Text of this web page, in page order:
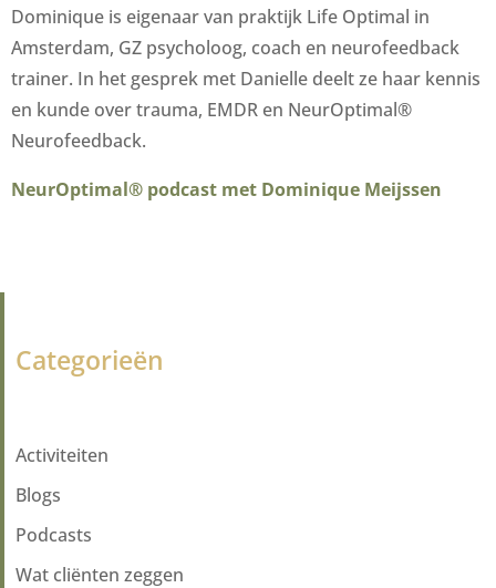
Dominique is eigenaar van praktijk Life Optimal in
Amsterdam, GZ psycholoog, coach en neurofeedback
trainer. In het gesprek met Danielle deelt ze haar kennis
en kunde over trauma, EMDR en NeurOptimal®
Neurofeedback.
NeurOptimal® podcast met Dominique Meijssen
Categorieën
Activiteiten
Blogs
Podcasts
Wat cliënten zeggen